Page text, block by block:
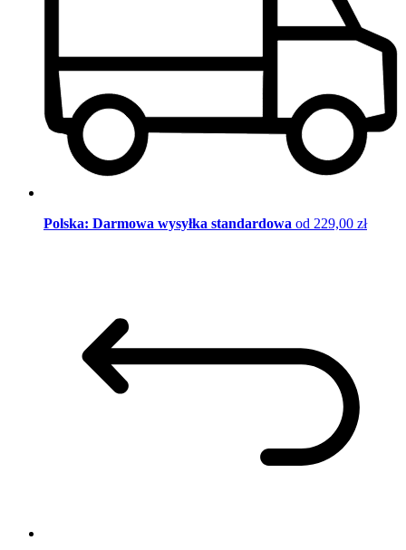
Polska: Darmowa wysyłka standardowa od 229,00 zł